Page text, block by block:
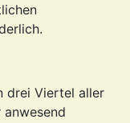
drei Viertel aller